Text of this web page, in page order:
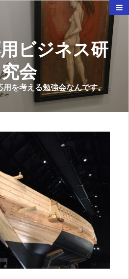
ビジネス研
究会
を考える勉強会なんです。